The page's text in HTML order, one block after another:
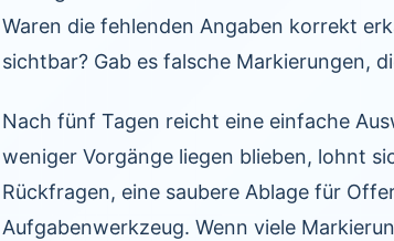
Waren die fehlenden Angaben korrekt
sichtbar? Gab es falsche Markierungen,
Nach fünf Tagen reicht eine einfache
weniger Vorgänge liegen blieben, lohnt
Rückfragen, eine saubere Ablage für
Aufgabenwerkzeug. Wenn viele